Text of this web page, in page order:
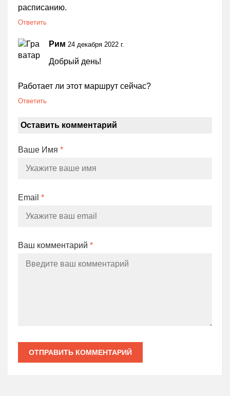
расписанию.
Ответить
Рим 24 декабря 2022 г.
Добрый день!
Работает ли этот маршрут сейчас?
Ответить
Оставить комментарий
Ваше Имя *
Email *
Ваш комментарий *
ОТПРАВИТЬ КОММЕНТАРИЙ